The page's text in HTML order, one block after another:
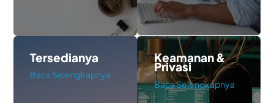
Tersedianya
Baca Selengkapnya
Keamanan &
Privasi
Baca Selengkapnya